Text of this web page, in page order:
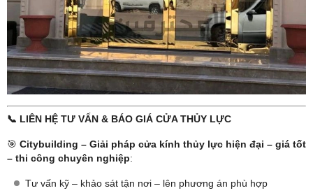
📞 LIÊN HỆ TƯ VẤN & BÁO GIÁ CỬA THỦY LỰC
🎯 Citybuilding – Giải pháp cửa kính thủy lực hiện đại – giá tốt
– thi công chuyên nghiệp:
Tư vấn kỹ – khảo sát tận nơi – lên phương án phù hợp